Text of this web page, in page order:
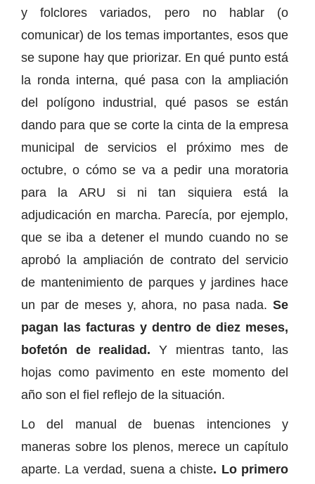
y folclores variados, pero no hablar (o
comunicar) de los temas importantes, esos que
se supone hay que priorizar. En qué punto está
la ronda interna, qué pasa con la ampliación
del polígono industrial, qué pasos se están
dando para que se corte la cinta de la empresa
municipal de servicios el próximo mes de
octubre, o cómo se va a pedir una moratoria
para la ARU si ni tan siquiera está la
adjudicación en marcha. Parecía, por ejemplo,
que se iba a detener el mundo cuando no se
aprobó la ampliación de contrato del servicio
de mantenimiento de parques y jardines hace
un par de meses y, ahora, no pasa nada. Se
pagan las facturas y dentro de diez meses,
bofetón de realidad. Y mientras tanto, las
hojas como pavimento en este momento del
año son el fiel reflejo de la situación.
Lo del manual de buenas intenciones y
maneras sobre los plenos, merece un capítulo
aparte. La verdad, suena a chiste. Lo primero